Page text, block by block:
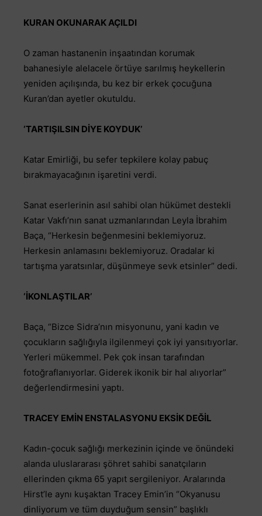
KURAN OKUNARAK AÇILDI
O zaman hastanenin inşaatından korumak
bahanesiyle alelacele örtüye sarılmış heykellerin
yeniden açılışında, bu kez bir erkek çocuğuna
Kuran’dan ayetler okutuldu.
‘TARTIŞILSIN DİYE KOYDUK’
Katar Emirliği, bu sefer tepkilere kolay pabuç
bırakmayacağının işaretini verdi.
Sanat eserlerinin asıl sahibi olan hükümet destekli
Katar Vakfı’nın sanat uzmanlarından Leyla İbrahim
Baça, “Herkesin beğenmesini beklemiyoruz.
Herkesin anlamasını beklemiyoruz. Oradalar ki
tartışma yaratsınlar, düşünmeye sevk etsinler” dedi.
‘İKONLAŞTILAR’
Baça, “Bizce Sidra’nın misyonunu, yani kadın ve
çocukların sağlığıyla ilgilenmeyi çok iyi yansıtıyorlar.
Yerleri mükemmel. Pek çok insan tarafından
fotoğraflanıyorlar. Giderek ikonik bir hal alıyorlar”
değerlendirmesini yaptı.
TRACEY EMİN ENSTALASYONU EKSİK DEĞİL
Kadın-çocuk sağlığı merkezinin içinde ve önündeki
alanda uluslararası şöhret sahibi sanatçıların
ellerinden çıkma 65 yapıt sergileniyor. Aralarında
Hirst’le aynı kuşaktan Tracey Emin’in “Okyanusu
dinliyorum ve tüm duyduğum sensin” başlıklı